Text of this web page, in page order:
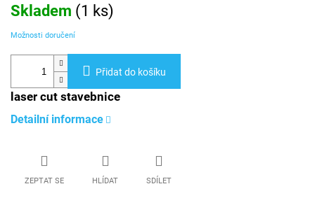
Měrná
cena:
Skladem (1 ks)
Možnosti doručení
Přidat do košíku
laser cut stavebnice
Detailní informace
ZEPTAT SE HLÍDAT SDÍLET